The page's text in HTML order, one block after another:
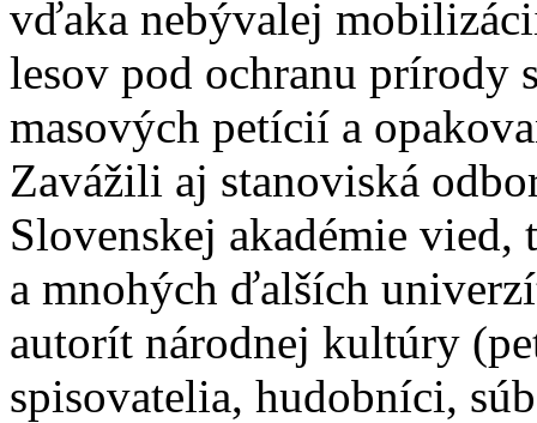
vďaka nebývalej
lesov pod ochranu prírody
masových petícií a
Zavážili aj stanoviská
Slovenskej akadémie
a mnohých ďalších
autorít národnej kultúry
spisovatelia, hudobníci,